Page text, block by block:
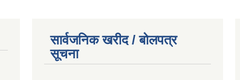
सार्वजनिक खरीद / बोलपत्र
सूचना